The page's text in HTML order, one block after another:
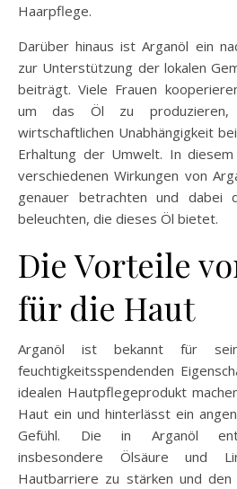
Haarpflege.
Darüber hinaus ist Arganöl ein
zur Unterstützung der lokalen
beiträgt. Viele Frauen
um das Öl zu
wirtschaftlichen Unabhängigkeit
Erhaltung der Umwelt. In
verschiedenen Wirkungen von
genauer betrachten und dabei
beleuchten, die dieses Öl bietet.
Die Vorteile
für die Haut
Arganöl ist bekannt für
feuchtigkeitsspendenden
idealen Hautpflegeprodukt
Haut ein und hinterlässt ein
Gefühl. Die in Arganöl
insbesondere Ölsäure und
Hautbarriere zu stärken und den